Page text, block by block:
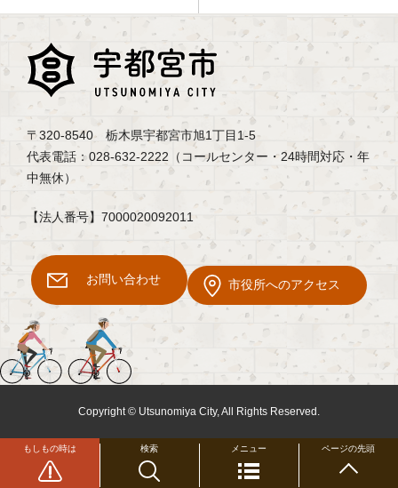
検索
もしもの時は メニュー ページの先頭
〒320-8540 栃木県宇都宮市旭1丁目1-5
代表電話：028-632-2222（コールセンター・24時間対応・年
中無休）
【法人番号】7000020092011
お問い合わせ 市役所へのアクセス
Copyright © Utsunomiya City, All Rights Reserved.